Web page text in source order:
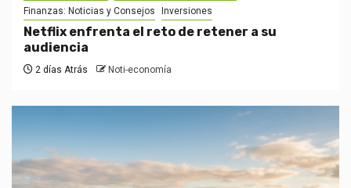
Finanzas: Noticias y Consejos
Inversiones
Netflix enfrenta el reto de retener a su
audiencia
2 días Atrás Noti-economía